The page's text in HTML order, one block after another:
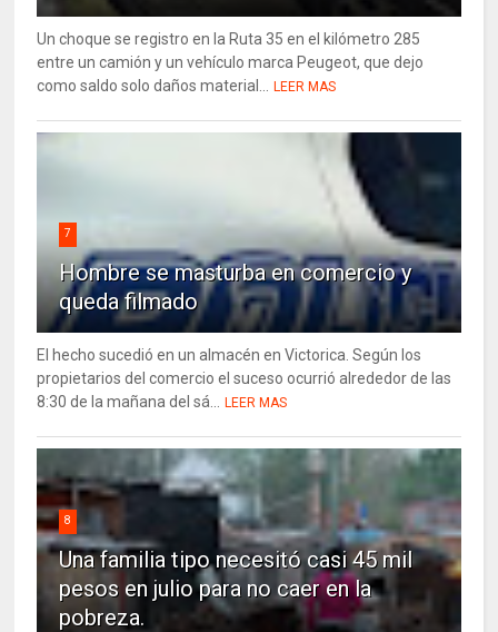
Un choque se registro en la Ruta 35 en el kilómetro 285
entre un camión y un vehículo marca Peugeot, que dejo
como saldo solo daños material...
LEER MAS
7
Hombre se masturba en comercio y
queda filmado
El hecho sucedió en un almacén en Victorica. Según los
propietarios del comercio el suceso ocurrió alrededor de las
8:30 de la mañana del sá...
LEER MAS
8
Una familia tipo necesitó casi 45 mil
pesos en julio para no caer en la
pobreza.